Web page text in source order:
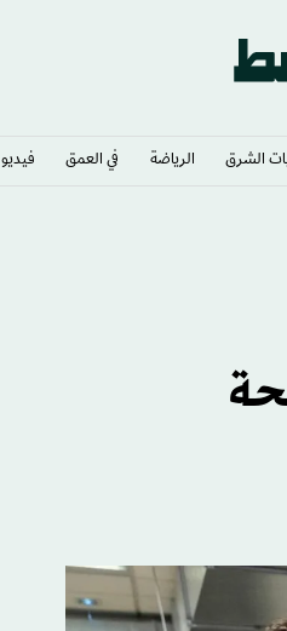
الشرق​ الرياضة في العمق فيديو